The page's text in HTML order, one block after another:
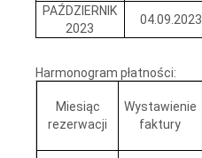
PAŹDZIERNIK
2023
04.09.2023
Harmonogram płatności:
Miesiąc
rezerwacji
Wystawienie
faktury